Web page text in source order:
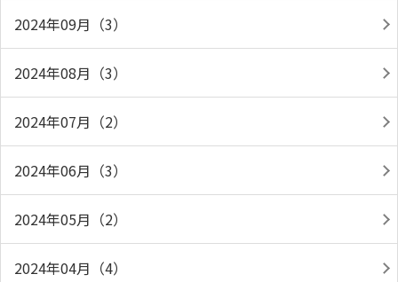
2024年09月（3）
2024年08月（3）
2024年07月（2）
2024年06月（3）
2024年05月（2）
2024年04月（4）